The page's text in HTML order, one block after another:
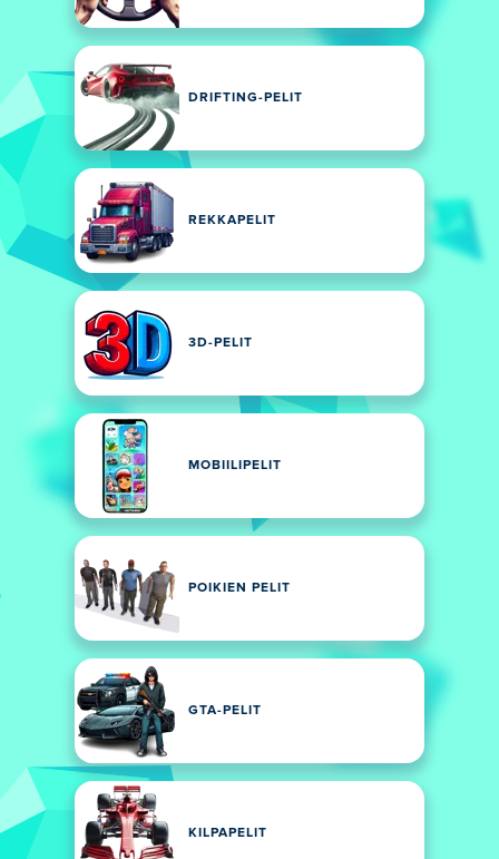
DRIFTING-PELIT
REKKAPELIT
3D-PELIT
MOBIILIPELIT
POIKIEN PELIT
GTA-PELIT
KILPAPELIT